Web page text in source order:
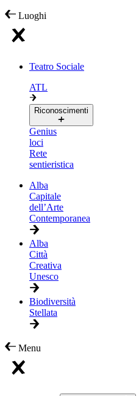
Luoghi
Teatro Sociale
ATL
Riconoscimenti
Genius
loci
Rete
sentieristica
Alba
Capitale
dell’Arte
Contemporanea
Alba
Città
Creativa
Unesco
Biodiversità
Stellata
Menu